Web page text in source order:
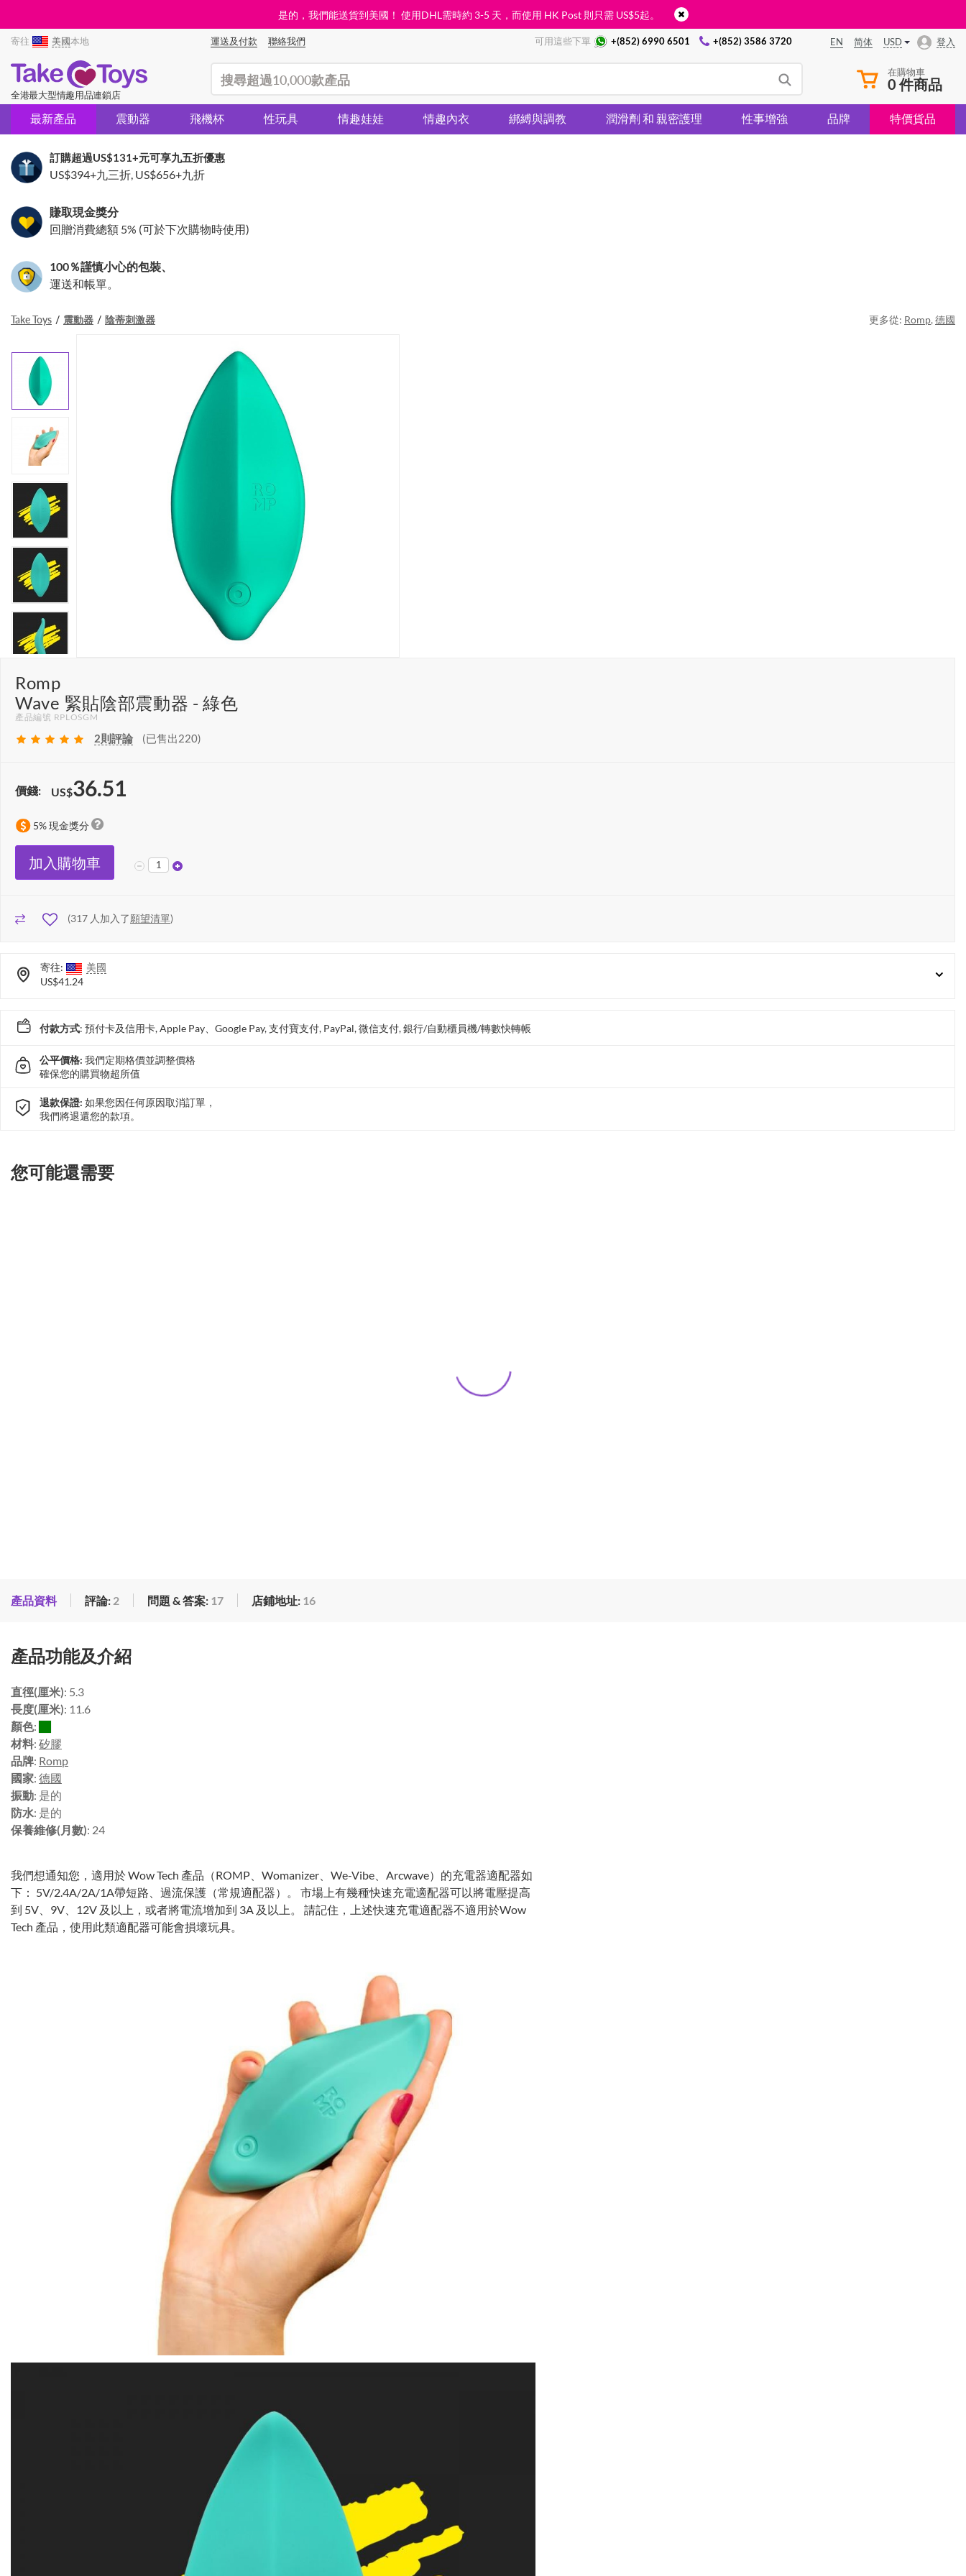
是的，我們能送貨到美國！ 使用DHL需時約 3-5 天，而使用 HK Post 則只需 US$5起。
寄往 美國本地 運送及付款 聯絡我們 可用這些下單 +(852) 6990 6501 +(852) 3586 3720 EN 简体 USD 登入
在購物車
0 件商品
全港最大型情趣用品連鎖店
最新產品 震動器 飛機杯 性玩具 情趣娃娃 情趣內衣 綁縛與調教 潤滑劑 和 親密護理 性事增強 品牌 特價貨品
訂購超過US$131+元可享九五折優惠
US$394+九三折, US$656+九折
賺取現金獎分
回贈消費總額 5% (可於下次購物時使用)
100％謹慎小心的包裝、
運送和帳單。
Take Toys 震動器 陰蒂刺激器 更多從: Romp, 德國
Romp
Wave 緊貼陰部震動器 - 綠色
產品編號 RPLOSGM
2則評論 (已售出220)
價錢: US$36.51
5% 現金獎分
加入購物車
(317 人加入了願望清單)
寄往:
美國
US$41.24
付款方式: 預付卡及信用卡, Apple Pay、Google Pay, 支付寶支付, PayPal, 微信支付, 銀行/自動櫃員機/轉數快轉帳
公平價格: 我們定期格價並調整價格
確保您的購買物超所值
退款保證: 如果您因任何原因取消訂單，
我們將退還您的款項。
您可能還需要
產品資料 評論: 2 問題 & 答案: 17 店鋪地址: 16
產品功能及介紹
直徑(厘米): 5.3
長度(厘米): 11.6
顏色:
材料: 矽膠
品牌: Romp
國家: 德國
振動: 是的
防水: 是的
保養維修(月數): 24
我們想通知您，適用於 Wow Tech 產品（ROMP、Womanizer、We-Vibe、Arcwave）的充電器適配器如
下： 5V/2.4A/2A/1A帶短路、過流保護（常規適配器）。 市場上有幾種快速充電適配器可以將電壓提高
到 5V、9V、12V 及以上，或者將電流增加到 3A 及以上。 請記住，上述快速充電適配器不適用於Wow
Tech 產品，使用此類適配器可能會損壞玩具。